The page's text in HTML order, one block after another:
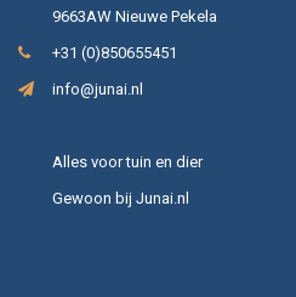
9663AW Nieuwe Pekela
+31 (0)850655451
info@junai.nl
Alles voor tuin en dier
Gewoon bij Junai.nl